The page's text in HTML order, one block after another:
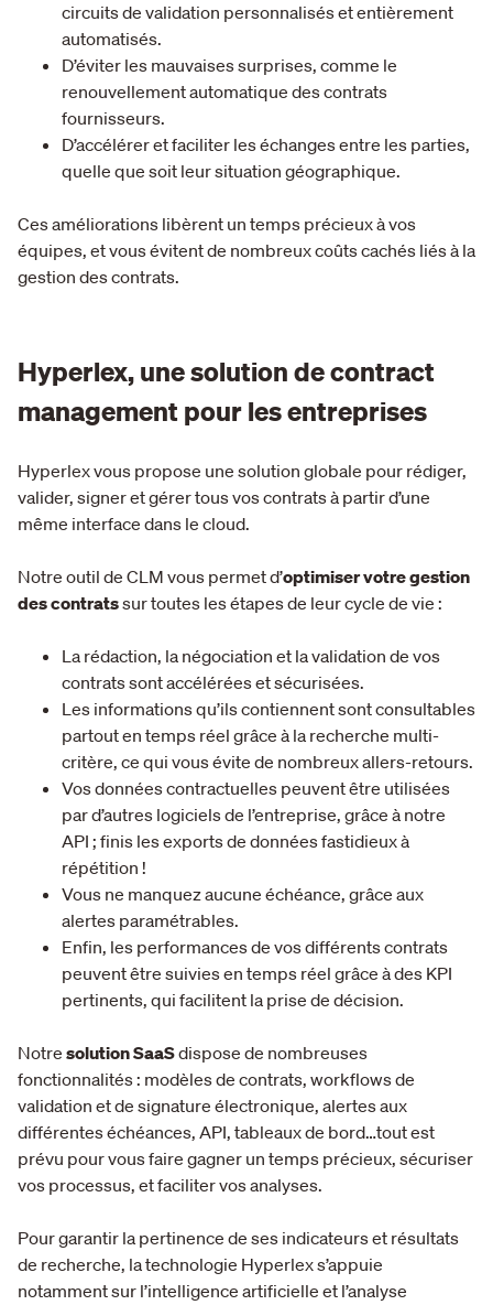
circuits de validation personnalisés et entièrement
automatisés.
D’éviter les mauvaises surprises, comme le
renouvellement automatique des contrats
fournisseurs.
D’accélérer et faciliter les échanges entre les parties,
quelle que soit leur situation géographique.
Ces améliorations libèrent un temps précieux à vos
équipes, et vous évitent de nombreux coûts cachés liés à la
gestion des contrats.
Hyperlex, une solution de contract
management pour les entreprises
Hyperlex vous propose une solution globale pour rédiger,
valider, signer et gérer tous vos contrats à partir d’une
même interface dans le cloud.
Notre outil de CLM vous permet d’optimiser votre gestion
des contratssur toutes les étapes de leur cycle de vie :
La rédaction, la négociation et la validation de vos
contrats sont accélérées et sécurisées.
Les informations qu’ils contiennent sont consultables
partout en temps réel grâce à la recherche multi-
critère, ce qui vous évite de nombreux allers-retours.
Vos données contractuelles peuvent être utilisées
par d’autres logiciels de l’entreprise, grâce à notre
API ; finis les exports de données fastidieux à
répétition !
Vous ne manquez aucune échéance, grâce aux
alertes paramétrables.
Enfin, les performances de vos différents contrats
peuvent être suivies en temps réel grâce à des KPI
pertinents, qui facilitent la prise de décision.
Notre solution SaaSdispose de nombreuses
fonctionnalités : modèles de contrats, workflows de
validation et de signature électronique, alertes aux
différentes échéances, API, tableaux de bord…tout est
prévu pour vous faire gagner un temps précieux, sécuriser
vos processus, et faciliter vos analyses.
Pour garantir la pertinence de ses indicateurs et résultats
de recherche, la technologie Hyperlex s’appuie
notamment sur l’intelligence artificielle et l’analyse